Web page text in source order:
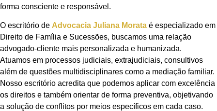
forma consciente e responsável.
O escritório de Advocacia Juliana Morata é especializado em
Direito de Família e Sucessões, buscamos uma relação
advogado-cliente mais personalizada e humanizada.
Atuamos em processos judiciais, extrajudiciais, consultivos
além de questões multidisciplinares como a mediação familiar.
Nosso escritório acredita que podemos aplicar com excelência
os direitos e também orientar de forma preventiva, objetivando
a solução de conflitos por meios específicos em cada caso.